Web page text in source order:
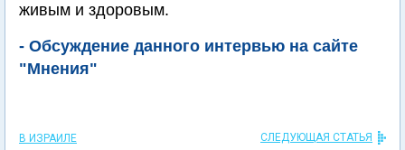
живым и здоровым.
- Обсуждение данного интервью на сайте
"Мнения"
В ИЗРАИЛЕ СЛЕДУЮЩАЯ СТАТЬЯ